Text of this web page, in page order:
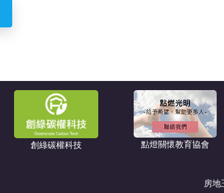
創綠碳權科技 點燈關懷教育協會
房地